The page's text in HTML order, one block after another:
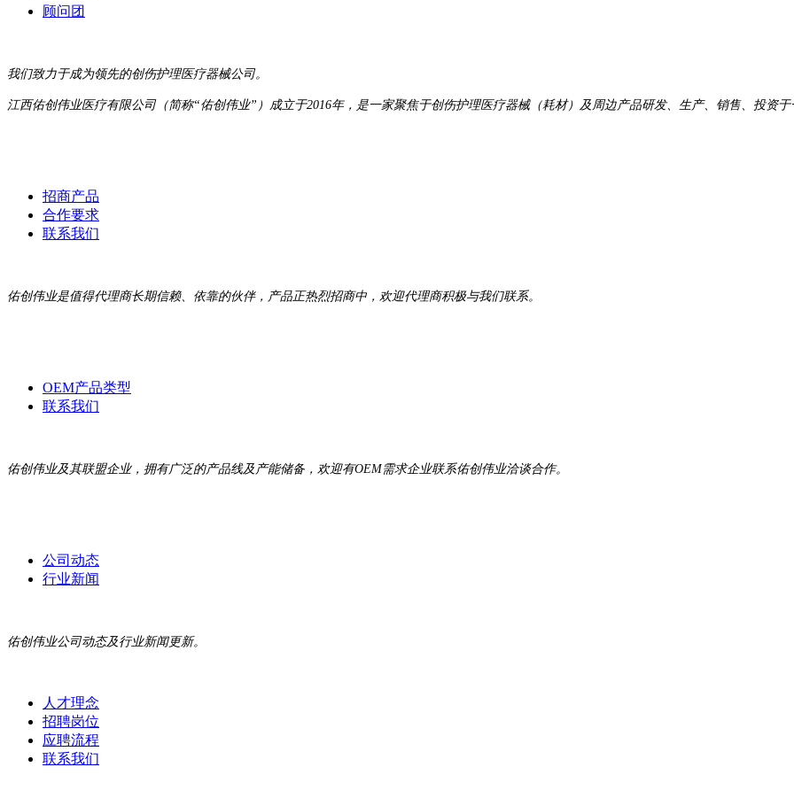
顾问团
我们致力于成为领先的创伤护理医疗器械公司。
江西佑创伟业医疗有限公司（简称“佑创伟业”）成立于2016年，是一家聚焦于创伤护理医疗器械（耗材）及周边产品研发、生产、销售、投资于
招商产品
合作要求
联系我们
佑创伟业是值得代理商长期信赖、依靠的伙伴，产品正热烈招商中，欢迎代理商积极与我们联系。
OEM产品类型
联系我们
佑创伟业及其联盟企业，拥有广泛的产品线及产能储备，欢迎有OEM需求企业联系佑创伟业洽谈合作。
公司动态
行业新闻
佑创伟业公司动态及行业新闻更新。
人才理念
招聘岗位
应聘流程
联系我们